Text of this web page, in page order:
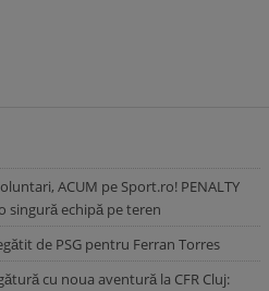
ACUM pe Sport.ro! PENALTY
singură echipă pe teren
de PSG pentru Ferran Torres
cu noua aventură la CFR Cluj: